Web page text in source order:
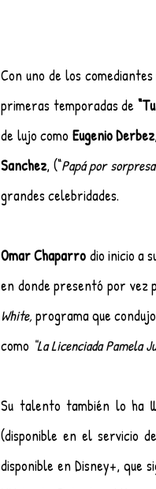
Con uno de los
primeras temporadas de
de lujo como Eugenio Derbez
Sanchez, (“Papá por
grandes celebridades.
Omar Chaparro dio inicio a
en donde presentó por vez
White, programa que
como “La Licenciada Pamela
Su talento también lo ha
(disponible en el servicio de
disponible en Disney+, que